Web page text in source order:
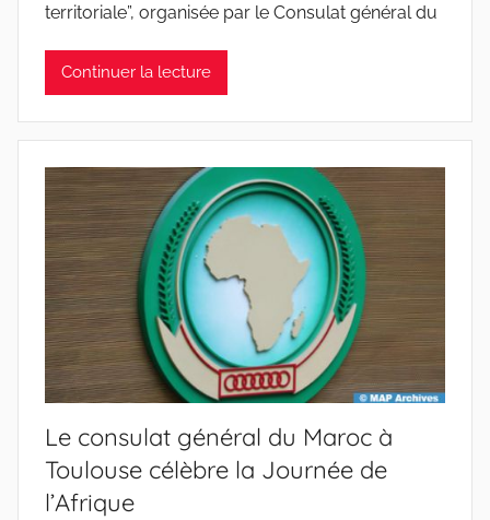
territoriale”, organisée par le Consulat général du
Continuer la lecture
Le consulat général du Maroc à
Toulouse célèbre la Journée de
l’Afrique